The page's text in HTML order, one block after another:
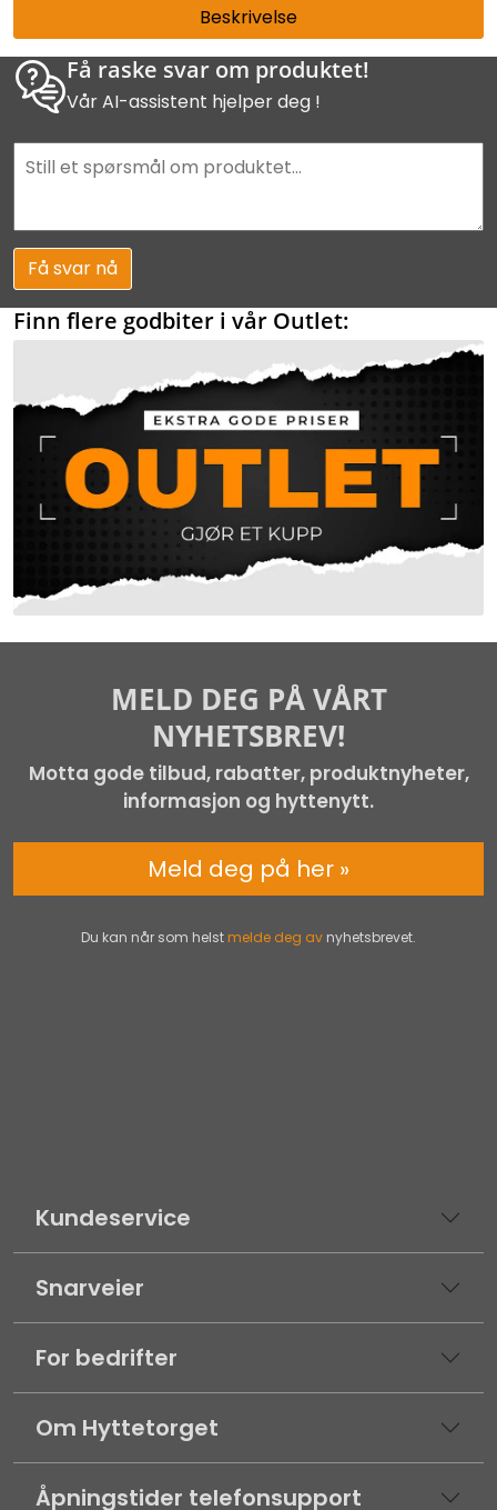
Beskrivelse
Få raske svar om produktet!
Vår AI-assistent hjelper deg !
Få svar nå
Finn flere godbiter i vår Outlet:
Kundeservice
Snarveier
For bedrifter
Om Hyttetorget
Åpningstider telefonsupport
MELD DEG PÅ VÅRT
NYHETSBREV!
Motta gode tilbud, rabatter, produktnyheter,
informasjon og hyttenytt.
Du kan når som helst melde deg av nyhetsbrevet.
Meld deg på her »